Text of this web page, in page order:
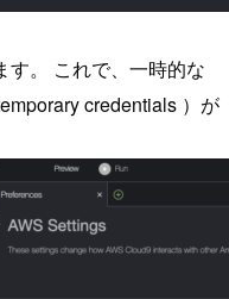
す。 これで、一時的な
credentials ）が